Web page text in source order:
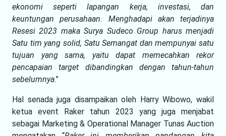
ekonomi seperti lapangan kerja, investasi, dan
keuntungan perusahaan. Menghadapi akan terjadinya
Resesi 2023 maka Surya Sudeco Group harus menjadi
Satu tim yang solid, Satu Semangat dan mempunyai satu
tujuan yang sama, yaitu dapat memecahkan rekor
pencapaian target dibandingkan dengan tahun-tahun
sebelumnya.”
Hal senada juga disampaikan oleh Harry Wibowo, wakil
ketua event Raker tahun 2023 yang juga menjabat
sebagai Marketing & Operational Manager Tunas Auction